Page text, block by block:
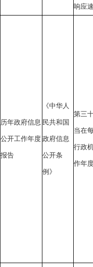
响应
历年政府信息
公开工作年度
报告
《中华人
民共和国
政府信息
公开条
例》
第三
当在
行政
作年